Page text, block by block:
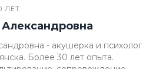
ЛЕТ
- акушерка и психолог
Более 30 лет опыта.